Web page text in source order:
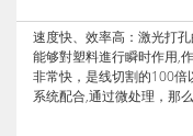
速度快、效率高：激光打
能够對塑料進行瞬时作用,
非常快，是线切割的100
系统配合,通过微处理，那